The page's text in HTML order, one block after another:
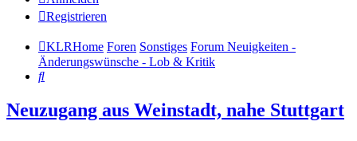
Registrieren
KLRHome Foren Sonstiges Forum Neuigkeiten -
Änderungswünsche - Lob & Kritik
Suche
Neuzugang aus Weinstadt, nahe Stuttgart